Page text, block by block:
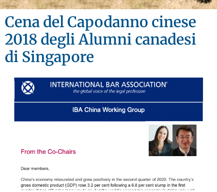
Cena del Capodanno cinese
2018 degli Alumni canadesi
di Singapore